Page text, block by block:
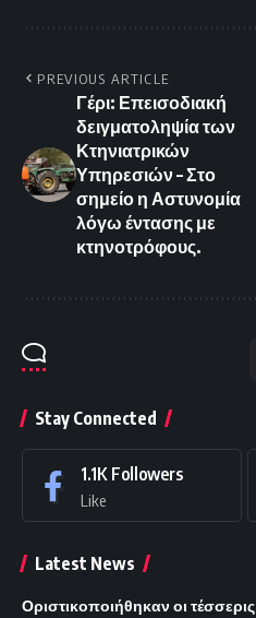
PREVIOUS ARTICLE
Γέρι: Επεισοδιακή
δειγματοληψία των
Κτηνιατρικών
Υπηρεσιών – Στο
σημείο η Αστυνομία
λόγω έντασης με
κτηνοτρόφους.
Stay Connected
1.1K Followers
Like
Latest News
Οριστικοποιήθηκαν οι τέσσερις